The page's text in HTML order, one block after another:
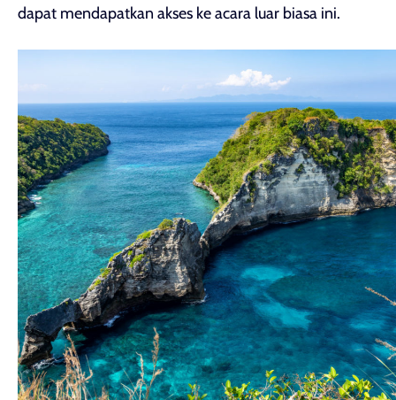
dapat mendapatkan akses ke acara luar biasa ini.